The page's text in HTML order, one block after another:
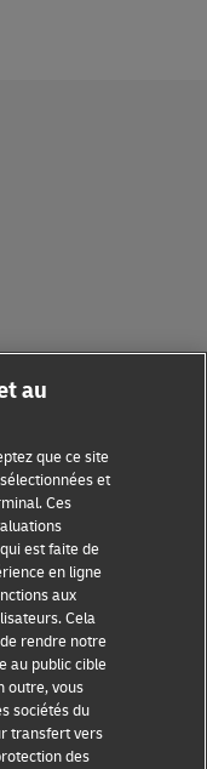
au
que ce site
et
Ces
est faite de
en ligne
aux
Cela
rendre notre
au public cible
outre, vous
sociétés du
transfert vers
des